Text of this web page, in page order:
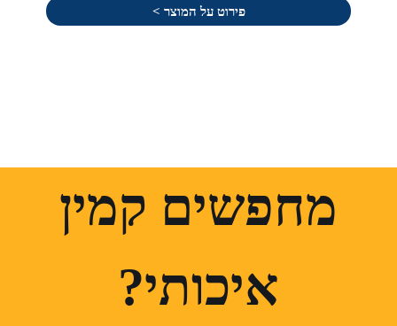
פירוט על המוצר >
מחפשים קמין
איכותי?